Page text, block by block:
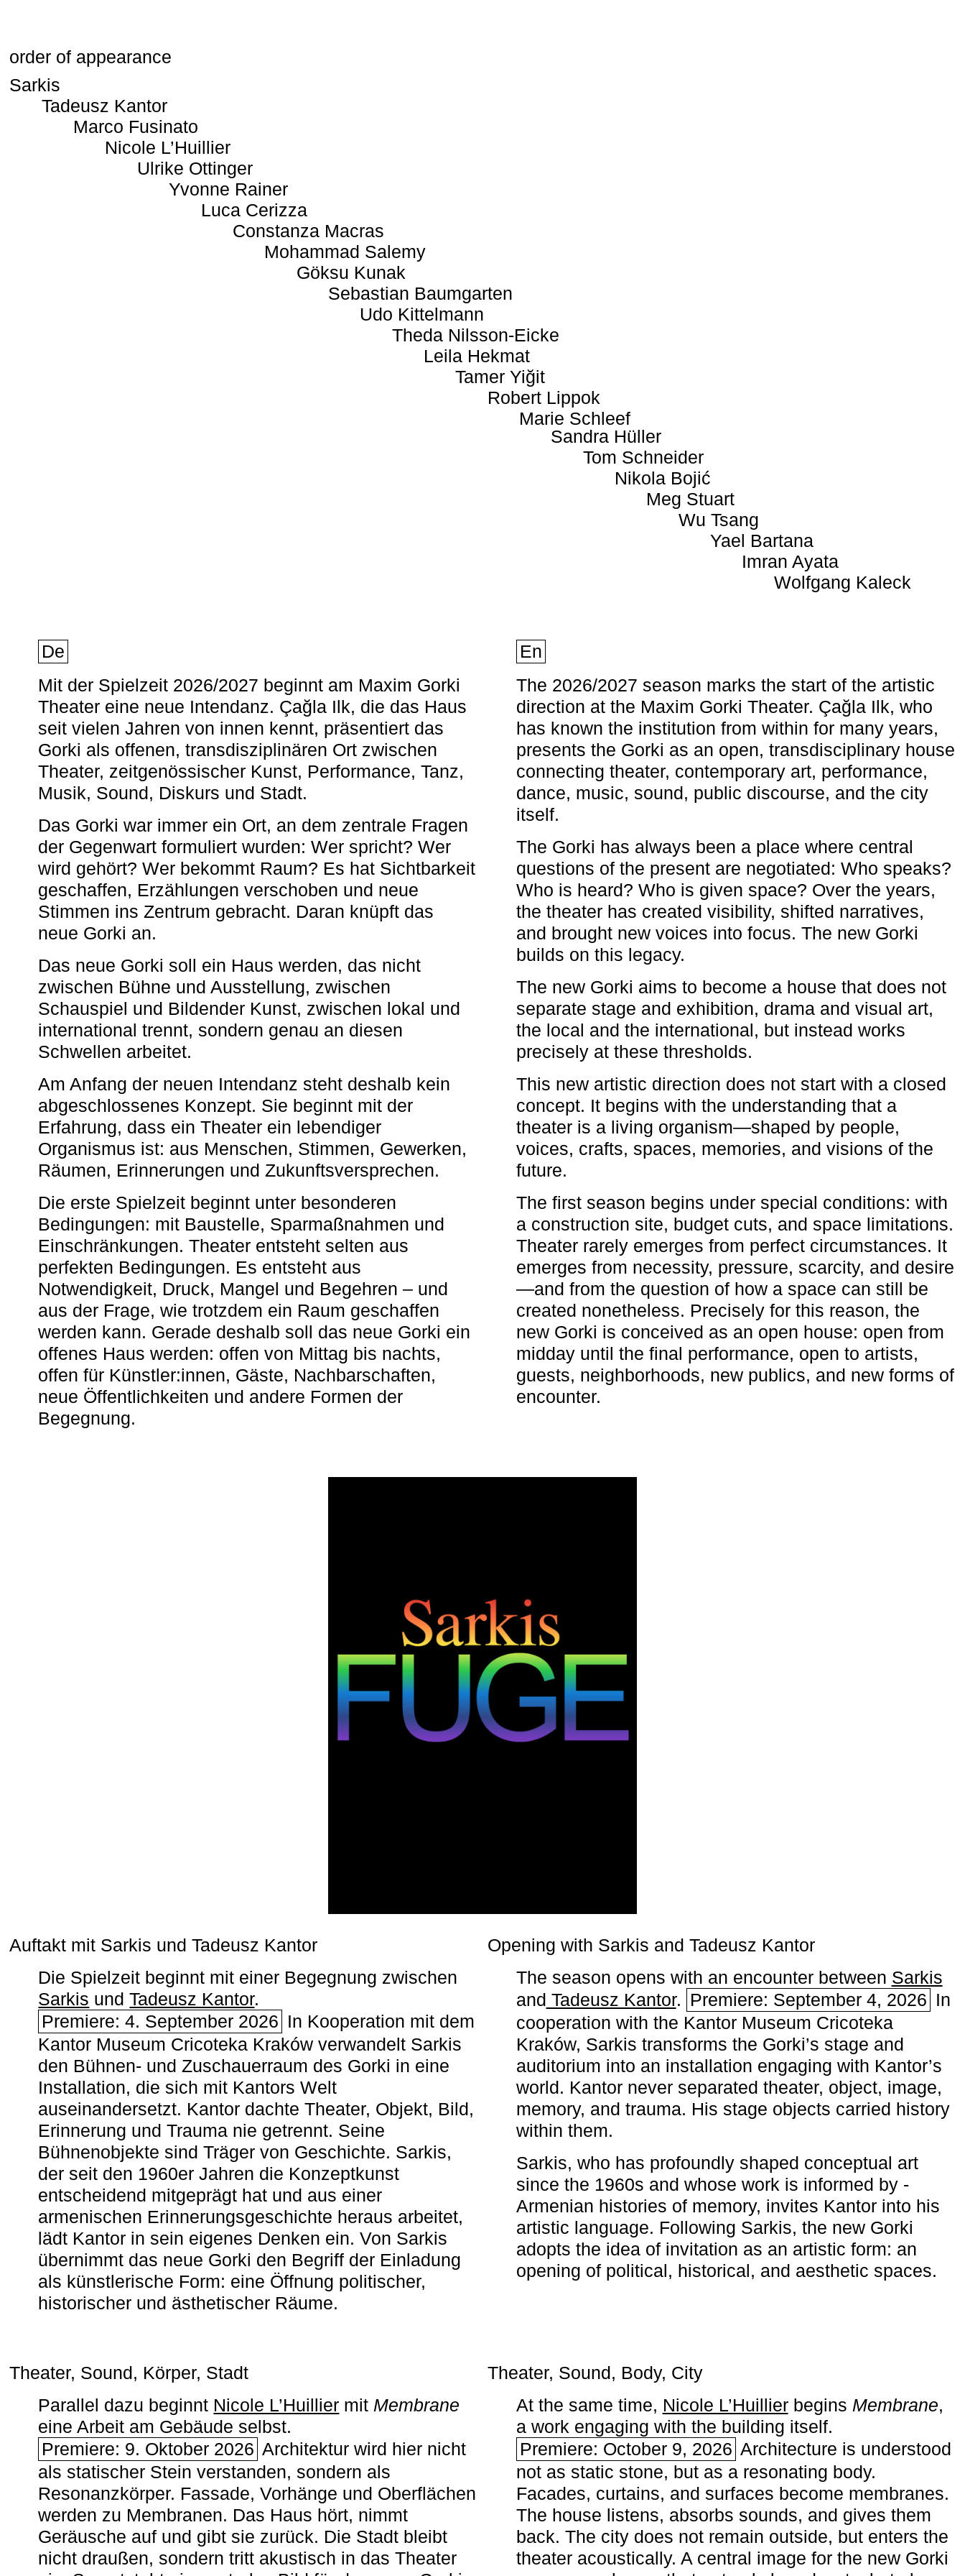
order of appearance
Sarkis
Tadeusz Kantor
Marco Fusinato
Nicole L’Huillier
Ulrike Ottinger
Yvonne Rainer
Luca Cerizza
Constanza Macras
Mohammad Salemy
Göksu Kunak
Sebastian Baumgarten
Udo Kittelmann
Theda Nilsson-Eicke
Leila Hekmat
Tamer Yiğit
Robert Lippok
Marie Schleef
Sandra Hüller
Tom Schneider
Nikola Bojić
Meg Stuart
Wu Tsang
Yael Bartana
Imran Ayata
Wolfgang Kaleck
De
Mit der Spielzeit 2026/2027 beginnt am Maxim Gorki
Theater eine neue Intendanz. Çağla Ilk, die das Haus
seit vielen Jahren von innen kennt, präsentiert das
Gorki als offenen, transdisziplinären Ort zwischen
Theater, zeitgenössischer Kunst, Performance, Tanz,
Musik, Sound, Diskurs und Stadt.
Das Gorki war immer ein Ort, an dem zentrale Fragen
der Gegenwart formuliert wurden: Wer spricht? Wer
wird gehört? Wer bekommt Raum? Es hat Sichtbarkeit
geschaffen, Erzählungen verschoben und neue
Stimmen ins Zentrum gebracht. Daran knüpft das
neue Gorki an.
Das neue Gorki soll ein Haus werden, das nicht
zwischen Bühne und Ausstellung, zwischen
Schauspiel und Bildender Kunst, zwischen lokal und
international trennt, sondern genau an diesen
Schwellen arbeitet.
Am Anfang der neuen Intendanz steht deshalb kein
abgeschlossenes Konzept. Sie beginnt mit der
Erfahrung, dass ein Theater ein lebendiger
Organismus ist: aus Menschen, Stimmen, Gewerken,
Räumen, Erinnerungen und Zukunftsversprechen.
Die erste Spielzeit beginnt unter besonderen
Bedingungen: mit Baustelle, Sparmaßnahmen und
Einschränkungen. Theater entsteht selten aus
perfekten Bedingungen. Es entsteht aus
Notwendigkeit, Druck, Mangel und Begehren – und
aus der Frage, wie trotzdem ein Raum geschaffen
werden kann. Gerade deshalb soll das neue Gorki ein
offenes Haus werden: offen von Mittag bis nachts,
offen für Künstler:innen, Gäste, Nachbarschaften,
neue Öffentlichkeiten und andere Formen der
Begegnung.
En
The 2026/2027 season marks the start of the artistic
direction at the Maxim Gorki Theater. Çağla Ilk, who
has known the institution from within for many years,
presents the Gorki as an open, transdisciplinary house
connecting theater, contemporary art, performance,
dance, music, sound, public discourse, and the city
itself.
The Gorki has always been a place where central
questions of the present are negotiated: Who speaks?
Who is heard? Who is given space? Over the years,
the theater has created visibility, shifted narratives,
and brought new voices into focus. The new Gorki
builds on this legacy.
The new Gorki aims to become a house that does not
separate stage and exhibition, drama and visual art,
the local and the international, but instead works
precisely at these thresholds.
This new artistic direction does not start with a closed
concept. It begins with the understanding that a
theater is a living organism—shaped by people,
voices, crafts, spaces, memories, and visions of the
future.
The first season begins under special conditions: with
a construction site, budget cuts, and space limitations.
Theater rarely emerges from perfect circumstances. It
emerges from necessity, pressure, scarcity, and desire
—and from the question of how a space can still be
created nonetheless. Precisely for this reason, the
new Gorki is conceived as an open house: open from
midday until the final performance, open to artists,
guests, neighborhoods, new publics, and new forms of
encounter.
Auftakt mit Sarkis und Tadeusz Kantor
Die Spielzeit beginnt mit einer Begegnung zwischen
Sarkis undTadeusz Kantor.
Premiere: 4. September 2026 In Kooperation mit dem
Kantor Museum Cricoteka Kraków verwandelt Sarkis
den Bühnen- und Zuschauerraum des Gorki in eine
Installation, die sich mit Kantors Welt
auseinandersetzt. Kantor dachte Theater, Objekt, Bild,
Erinnerung und Trauma nie getrennt. Seine
Bühnenobjekte sind Träger von Geschichte. Sarkis,
der seit den 1960er Jahren die Konzeptkunst
entscheidend mitgeprägt hat und aus einer
armenischen ­Erinnerungsgeschichte heraus arbeitet,
lädt Kantor in sein eigenes Denken ein. Von Sarkis
übernimmt das neue Gorki den Begriff der Einladung
als künstlerische Form: eine Öffnung politischer,
historischer und ästhetischer Räume.
Opening with Sarkis and Tadeusz Kantor
The season opens with an encounter between Sarkis
and Tadeusz Kantor. Premiere: September 4, 2026 In
cooperation with the ­Kantor Museum Cricoteka
Kraków, Sarkis transforms the Gorki’s stage and
auditorium into an installation engaging with Kantor’s
world. Kantor never separated theater, object, image,
memory, and trauma. His stage objects carried history
within them.
Sarkis, who has profoundly shaped conceptual art
since the 1960s and whose work is informed by ­
Armenian histories of memory, invites Kantor into his
artistic language. Following Sarkis, the new Gorki
adopts the idea of invitation as an artistic form: an
opening of political, historical, and aesthetic spaces.
Theater, Sound, Körper, Stadt
Parallel dazu beginnt Nicole L’Huillier mit ­ Membrane
eine Arbeit am Gebäude selbst.
Premiere: 9. Oktober 2026 Architektur wird hier nicht
als statischer Stein verstanden, sondern als
Resonanzkörper. Fassade, Vorhänge und Oberflächen
werden zu Membranen. Das Haus hört, nimmt
Geräusche auf und gibt sie zurück. Die Stadt bleibt
nicht draußen, sondern tritt akustisch in das Theater
Theater, Sound, Body, City
At the same time, Nicole L’Huillierbegins ­ Membrane,
a work engaging with the building itself.
Premiere: October 9, 2026 Architecture is understood
not as static stone, but as a resonating body.
Facades, curtains, and surfaces become membranes.
The house listens, absorbs sounds, and gives them
back. The city does not remain outside, but enters the
theater acoustically. A central image for the new Gorki